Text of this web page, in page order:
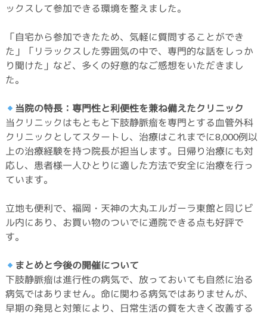
ックスして参加できる環境を整えました。
「自宅から参加できたため、気軽に質問することができ
た」「リラックスした雰囲気の中で、専門的な話をしっか
り聞けた」など、多くの好意的なご感想をいただきまし
た。
当院の特長：専門性と利便性を兼ね備えたクリニック
当クリニックはもともと下肢静脈瘤を専門とする血管外科
クリニックとしてスタートし、治療はこれまでに8,000例以
上の治療経験を持つ院長が担当します。日帰り治療にも対
応し、患者様一人ひとりに適した方法で安全に治療を行っ
ています。
立地も便利で、福岡・天神の大丸エルガーラ東館と同じビ
ル内にあり、お買い物のついでに通院できる点も好評で
す。
まとめと今後の開催について
下肢静脈瘤は進行性の病気で、放っておいても自然に治る
病気ではありません。命に関わる病気ではありませんが、
早期の発見と対策により、日常生活の質を大きく改善する